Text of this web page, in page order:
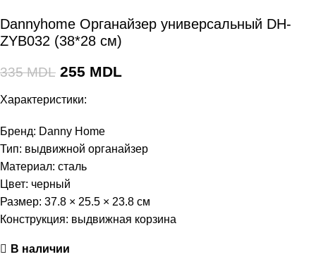
Dannyhome Органайзер универсальный DH-
ZYB032 (38*28 см)
335MDL 255 MDL
Характеристики:
Бренд: Danny Home
Тип: выдвижной органайзер
Материал: сталь
Цвет: черный
Размер: 37.8 × 25.5 × 23.8 см
Конструкция: выдвижная корзина
В наличии